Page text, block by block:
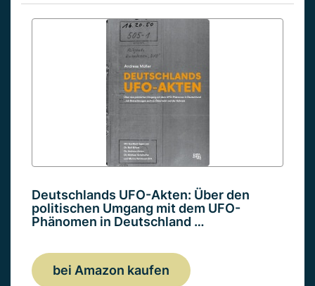
Deutschlands UFO-Akten: Über den
politischen Umgang mit dem UFO-
Phänomen in Deutschland …
bei Amazon kaufen